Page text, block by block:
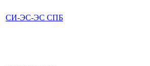
СИ-ЭС-ЭС СПБ